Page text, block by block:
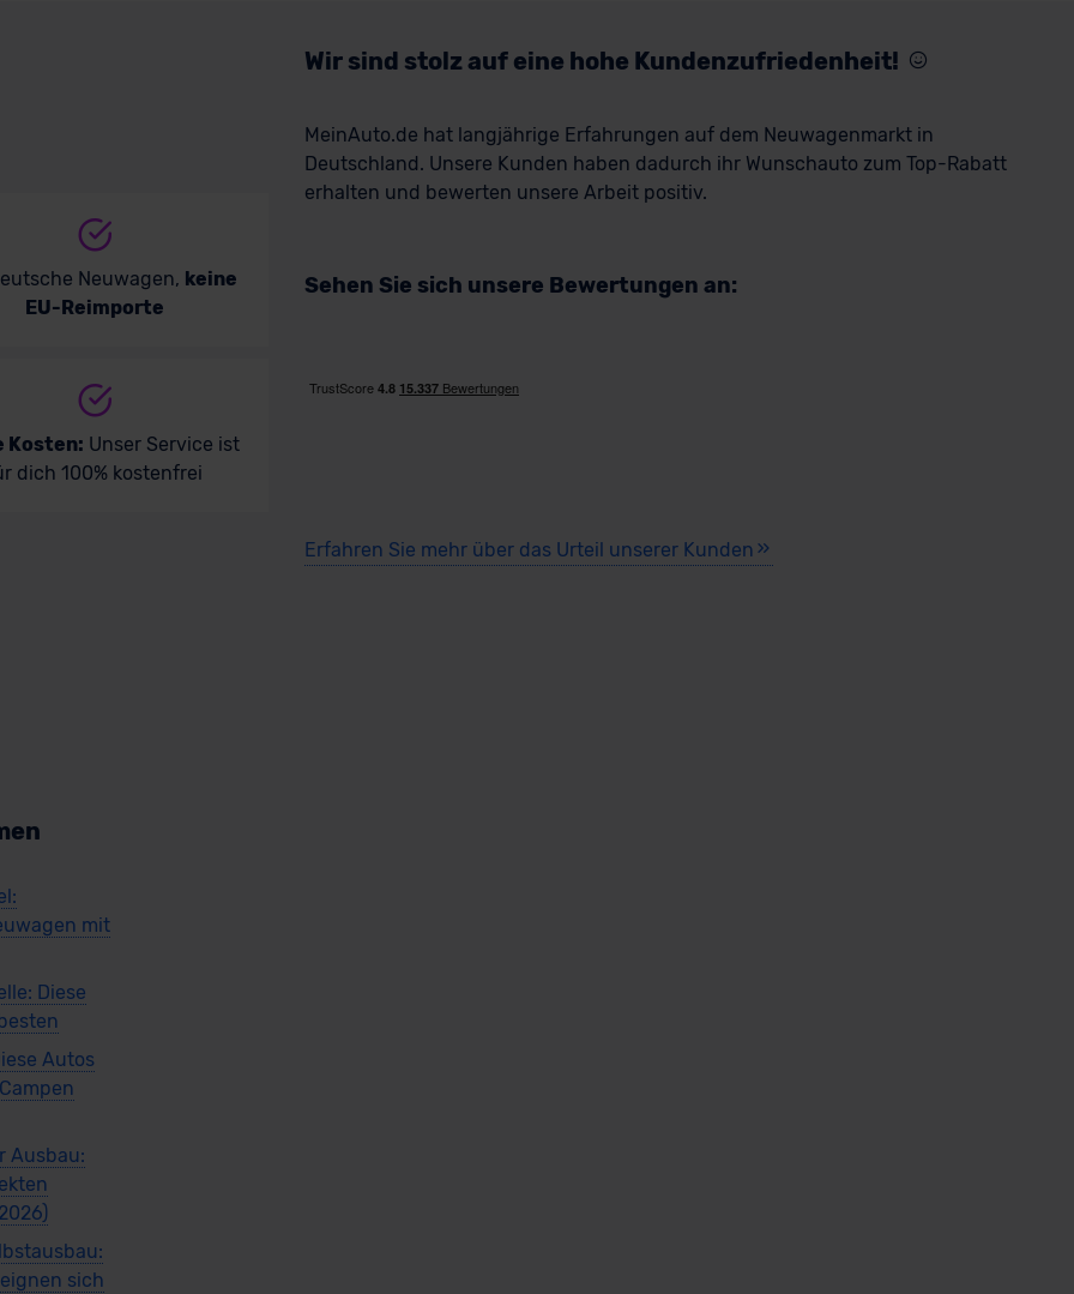
Neuwagen, keine
EU-Reimporte
Kosten: Unser Service ist
dich 100% kostenfrei
Wir sind stolz auf eine hohe Kundenzufriedenheit!
MeinAuto.de hat langjährige Erfahrungen auf dem Neuwagenmarkt in
Deutschland. Unsere Kunden haben dadurch ihr Wunschauto zum Top-Rabatt
erhalten und bewerten unsere Arbeit positiv.
Sehen Sie sich unsere Bewertungen an:
Erfahren Sie mehr über das Urteil unserer Kunden
mit
Diese
Autos
Ausbau:
sich